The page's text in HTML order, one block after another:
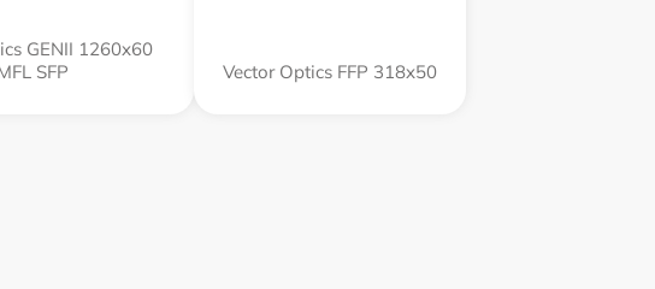
GENII 1260x60
SFP
Vector Optics FFP 318x50